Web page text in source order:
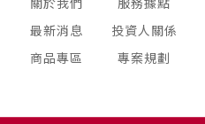
最新消息
商品專區
投資人關係
專案規劃